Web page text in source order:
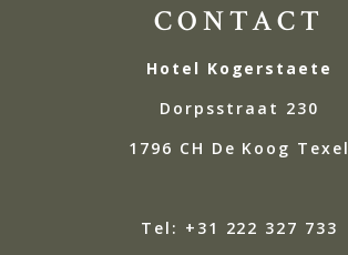
CONTACT
Hotel Kogerstaete
Dorpsstraat 230
1796 CH De Koog Texel
Tel: +31 222 327 733